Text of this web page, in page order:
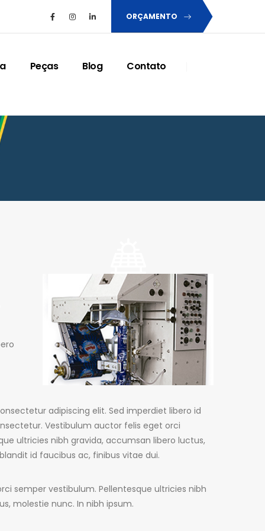
ORÇAMENTO
Peças Blog Contato
adipiscing elit. Sed imperdiet libero id
Vestibulum auctor felis eget orci
ultricies nibh gravida, accumsan libero luctus,
id faucibus ac, finibus vitae dui.
semper vestibulum. Pellentesque ultricies nibh
molestie nunc. In nibh ipsum.